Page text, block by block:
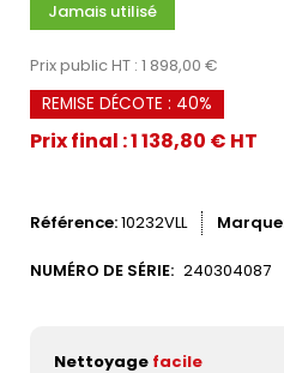
Jamais utilisé
Prix public HT : 1 898,00 €
REMISE DÉCOTE : 40%
Prix final : 1 138,80 € HT
Référence 10232VLL Marque
NUMÉRO DE SÉRIE: 240304087
Nettoyage facile